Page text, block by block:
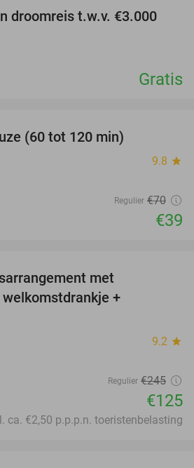
droomreis t.w.v. €3.000
Gratis
(60 tot 120 min)
9.8 star
Regulier €70
€39
met
+
9.2 star
Regulier €245
€125
ca. €2,50 p.p.p.n. toeristenbelasting